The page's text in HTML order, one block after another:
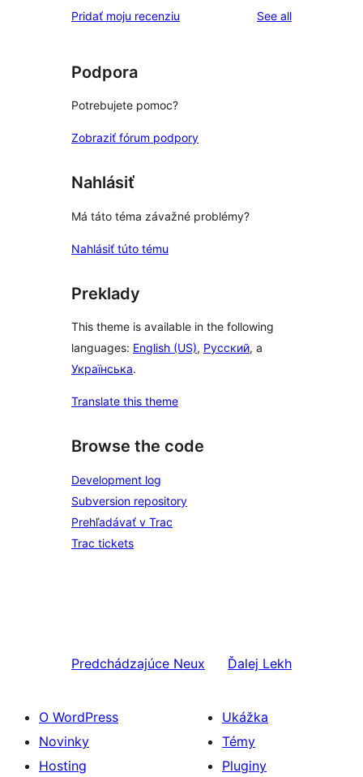
Pridať moju recenziu See allreviews
Podpora
Potrebujete pomoc?
Zobraziť fórum podpory
Nahlásiť
Má táto téma závažné problémy?
Nahlásiť túto tému
Preklady
This theme is available in the following
languages: English (US), Русский, a
Українська.
Translate this theme
Browse the code
Development log
Subversion repository
Prehľadávať v Trac
Trac tickets
Predchádzajúce Neux Ďalej Lekh
O WordPress
Novinky
Hosting
Ukážka
Témy
Pluginy